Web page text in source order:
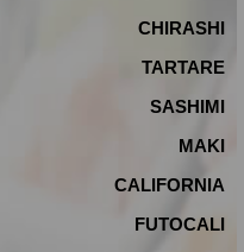
CHIRASHI
TARTARE
SASHIMI
MAKI
CALIFORNIA
FUTOCALI